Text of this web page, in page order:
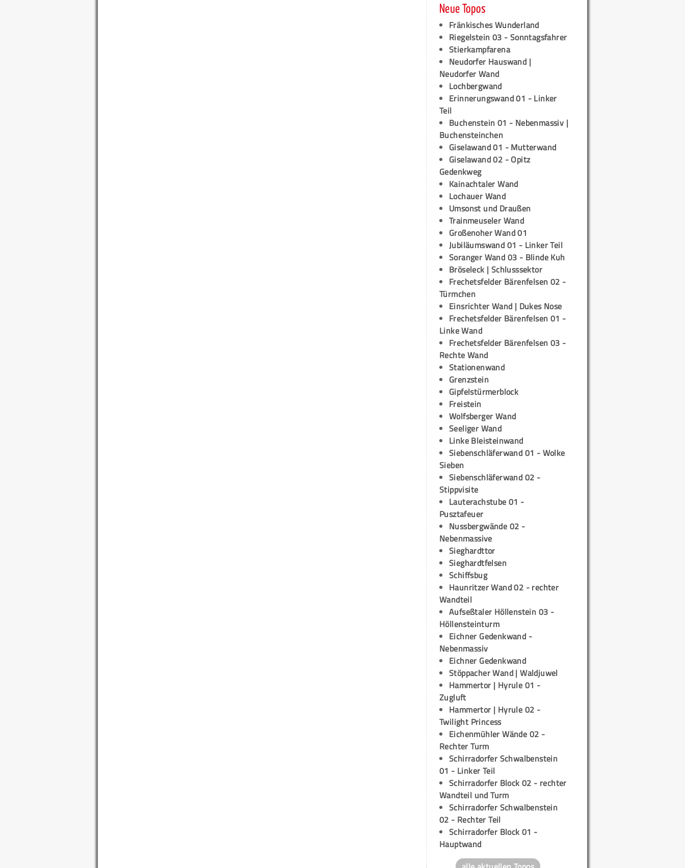
Neue Topos
Fränkisches Wunderland
Riegelstein 03 - Sonntagsfahrer
Stierkampfarena
Neudorfer Hauswand |
Neudorfer Wand
Lochbergwand
Erinnerungswand 01 - Linker
Teil
Buchenstein 01 - Nebenmassiv |
Buchensteinchen
Giselawand 01 - Mutterwand
Giselawand 02 - Opitz
Gedenkweg
Kainachtaler Wand
Lochauer Wand
Umsonst und Draußen
Trainmeuseler Wand
Großenoher Wand 01
Jubiläumswand 01 - Linker Teil
Soranger Wand 03 - Blinde Kuh
Bröseleck | Schlusssektor
Frechetsfelder Bärenfelsen 02 -
Türmchen
Einsrichter Wand | Dukes Nose
Frechetsfelder Bärenfelsen 01 -
Linke Wand
Frechetsfelder Bärenfelsen 03 -
Rechte Wand
Stationenwand
Grenzstein
Gipfelstürmerblock
Freistein
Wolfsberger Wand
Seeliger Wand
Linke Bleisteinwand
Siebenschläferwand 01 - Wolke
Sieben
Siebenschläferwand 02 -
Stippvisite
Lauterachstube 01 -
Pusztafeuer
Nussbergwände 02 -
Nebenmassive
Sieghardttor
Sieghardtfelsen
Schiffsbug
Haunritzer Wand 02 - rechter
Wandteil
Aufseßtaler Höllenstein 03 -
Höllensteinturm
Eichner Gedenkwand -
Nebenmassiv
Eichner Gedenkwand
Stöppacher Wand | Waldjuwel
Hammertor | Hyrule 01 -
Zugluft
Hammertor | Hyrule 02 -
Twilight Princess
Eichenmühler Wände 02 -
Rechter Turm
Schirradorfer Schwalbenstein
01 - Linker Teil
Schirradorfer Block 02 - rechter
Wandteil und Turm
Schirradorfer Schwalbenstein
02 - Rechter Teil
Schirradorfer Block 01 -
Hauptwand